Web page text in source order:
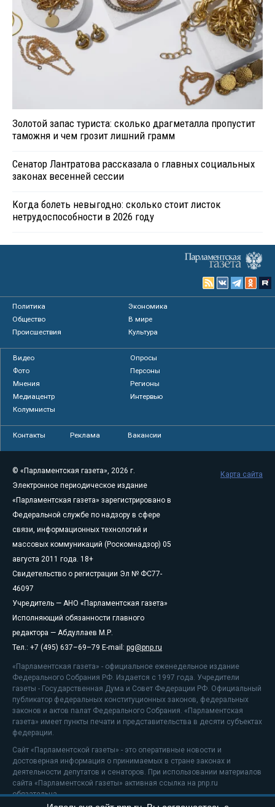
Золотой запас туриста: сколько драгметалла пропустит
таможня и чем грозит лишний грамм
Сенатор Лантратова рассказала о главных социальных
законах весенней сессии
Когда болеть невыгодно: сколько стоит листок
нетрудоспособности в 2026 году
Политика
Экономика
Общество
В мире
Происшествия
Культура
Видео
Опросы
Фото
Персоны
Мнения
Регионы
Медиацентр
Интервью
Колумнисты
Контакты Реклама Вакансии
© «Парламентская газета», 2026 г.
Электронное периодическое издание
«Парламентская газета» зарегистрировано в
Федеральной службе по надзору в сфере
связи, информационных технологий и
массовых коммуникаций (Роскомнадзор) 05
августа 2011 года. 18+
Свидетельство о регистрации Эл № ФС77-
46097
Учредитель — АНО «Парламентская газета»
Исполняющий обязанности главного
редактора — Абдуллаев М.Р.
Тел.: +7 (495) 637–69–79 E-mail: pg@pnp.ru
«Парламентская газета» - официальное еженедельное издание
Федерального Собрания РФ. Издается с 1997 года. Учредители
газеты - Государственная Дума и Совет Федерации РФ. Официальный
публикатор федеральных конституционных законов, федеральных
законов и актов палат Федерального Собрания. «Парламентская
газета» имеет пункты печати и представительства в десяти субъектах
федерации.
Сайт «Парламентской газеты» - это оперативные новости и
достоверная информация о принимаемых в стране законах и
деятельности депутатов и сенаторов. При использовании материалов
сайта «Парламентской газеты» активная ссылка на pnp.ru
обязательна.
Карта сайта